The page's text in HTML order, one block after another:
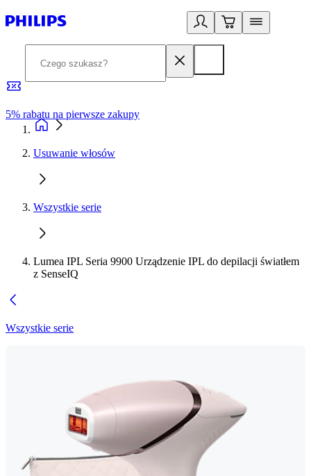
5% rabatu na pierwsze zakupy
Usuwanie włosów
Wszystkie serie
Lumea IPL Seria 9900 Urządzenie IPL do depilacji światłem
z SenseIQ
Wszystkie serie